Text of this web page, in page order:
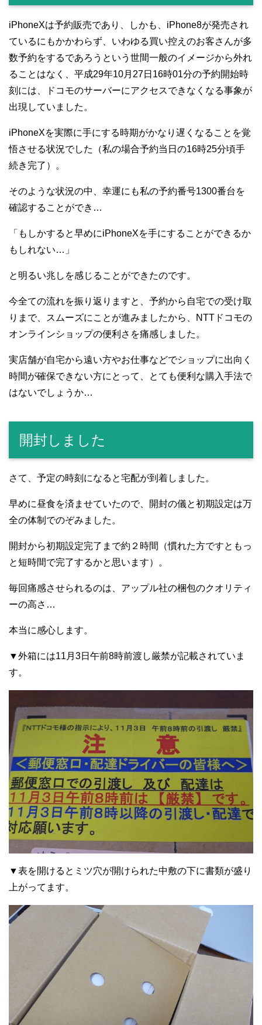
iPhoneXは予約販売であり、しかも、iPhone8が発売され
ているにもかかわらず、いわゆる買い控えのお客さんが多
数予約をするであろうという世間一般のイメージから外れ
ることはなく、平成29年10月27日16時01分の予約開始時
刻には、ドコモのサーバーにアクセスできなくなる事象が
出現していました。
iPhoneXを実際に手にする時期がかなり遅くなることを覚
悟させる状況でした（私の場合予約当日の16時25分頃手
続き完了）。
そのような状況の中、幸運にも私の予約番号1300番台を
確認することができ…
「もしかすると早めにiPhoneXを手にすることができるか
もしれない…」
と明るい兆しを感じることができたのです。
今全ての流れを振り返りますと、予約から自宅での受け取
りまで、スムーズにことが進みましたから、NTTドコモの
オンラインショップの便利さを痛感しました。
実店舗が自宅から遠い方やお仕事などでショップに出向く
時間が確保できない方にとって、とても便利な購入手法で
はないでしょうか…
開封しました
さて、予定の時刻になると宅配が到着しました。
早めに昼食を済ませていたので、開封の儀と初期設定は万
全の体制でのぞみました。
開封から初期設定完了まで約２時間（慣れた方ですともっ
と短時間で完了するかと思います）。
毎回痛感させられるのは、アップル社の梱包のクオリティ
ーの高さ…
本当に感心します。
▼外箱には11月3日午前8時前渡し厳禁が記載されていま
す。
▼表を開けるとミツ穴が開けられた中敷の下に書類が盛り
上がってます。